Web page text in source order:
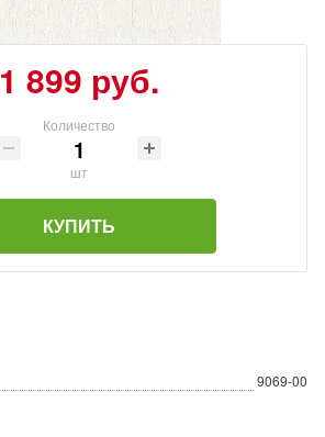
1 899 руб.
Количество
шт
КУПИТЬ
9069-00